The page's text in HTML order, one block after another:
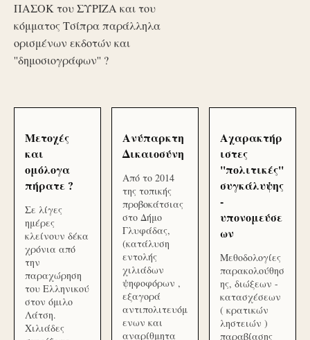
ΠΑΣΟΚ του ΣΥΡΙΖΑ και του
κόμματος Τσίπρα παράλληλα
ορισμένων εκδοτών και
''δημοσιογράφων'' ?
Μετοχές
και
ομόλογα
πήρατε ?
Σε λίγες
ημέρες
κλείνουν δέκα
χρόνια από
την
παραχώρηση
του Ελληνικού
στον όμιλο
Λάτση.
Χιλιάδες
Ανύπαρκτη
Δικαιοσύνη
Από το 2014
της τοπικής
προβοκάτσιας
στο Δήμο
Γλυφάδας,
(κατάλυση
εντολής
χιλιάδων
ψηφοφόρων ,
εξαγορά
αντιπολιτευόμ
ενων και
αναρίθμητα
Αχαρακτήρ
ιστες
''πολιτικές''
συγκάλυψης
-
υπονομεύσε
ων
Μεθοδολογίες
παρακολούθησ
ης, διώξεων -
κατασχέσεων
( κρατικών
ληστειών )
παραβίασης